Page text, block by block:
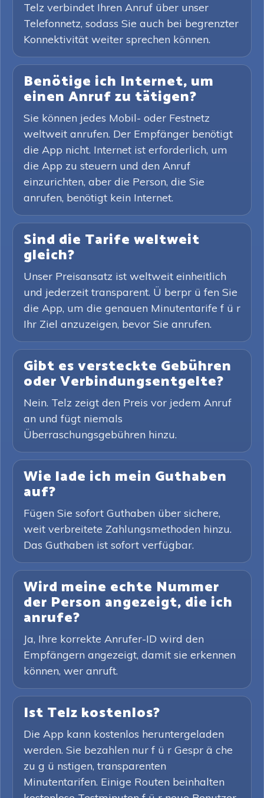
Telz verbindet Ihren Anruf über unser
Telefonnetz, sodass Sie auch bei begrenzter
Konnektivität weiter sprechen können.
Benötige ich Internet, um
einen Anruf zu tätigen?
Sie können jedes Mobil- oder Festnetz
weltweit anrufen. Der Empfänger benötigt
die App nicht. Internet ist erforderlich, um
die App zu steuern und den Anruf
einzurichten, aber die Person, die Sie
anrufen, benötigt kein Internet.
Sind die Tarife weltweit
gleich?
Unser Preisansatz ist weltweit einheitlich
und jederzeit transparent. Ü berpr ü fen Sie
die App, um die genauen Minutentarife f ü r
Ihr Ziel anzuzeigen, bevor Sie anrufen.
Gibt es versteckte Gebühren
oder Verbindungsentgelte?
Nein. Telz zeigt den Preis vor jedem Anruf
an und fügt niemals
Überraschungsgebühren hinzu.
Wie lade ich mein Guthaben
auf?
Fügen Sie sofort Guthaben über sichere,
weit verbreitete Zahlungsmethoden hinzu.
Das Guthaben ist sofort verfügbar.
Wird meine echte Nummer
der Person angezeigt, die ich
anrufe?
Ja, Ihre korrekte Anrufer-ID wird den
Empfängern angezeigt, damit sie erkennen
können, wer anruft.
Ist Telz kostenlos?
Die App kann kostenlos heruntergeladen
werden. Sie bezahlen nur f ü r Gespr ä che
zu g ü nstigen, transparenten
Minutentarifen. Einige Routen beinhalten